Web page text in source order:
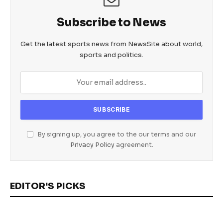
Subscribe to News
Get the latest sports news from NewsSite about world,
sports and politics.
By signing up, you agree to the our terms and our
Privacy Policyagreement.
EDITOR'S PICKS